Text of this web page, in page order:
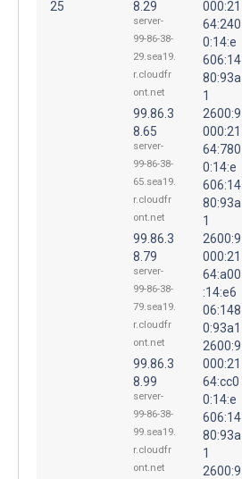
25
8.29
server-
99-86-38-
29.sea19.
r.cloudfr
ont.net
99.86.3
8.65
server-
99-86-38-
65.sea19.
r.cloudfr
ont.net
99.86.3
8.79
server-
99-86-38-
79.sea19.
r.cloudfr
ont.net
99.86.3
8.99
server-
99-86-38-
99.sea19.
r.cloudfr
ont.net
000:21
64:240
0:14:e
606:14
80:93a
1
2600:9
000:21
64:780
0:14:e
606:14
80:93a
1
2600:9
000:21
64:a00
:14:e6
06:148
0:93a1
2600:9
000:21
64:cc0
0:14:e
606:14
80:93a
1
2600:9